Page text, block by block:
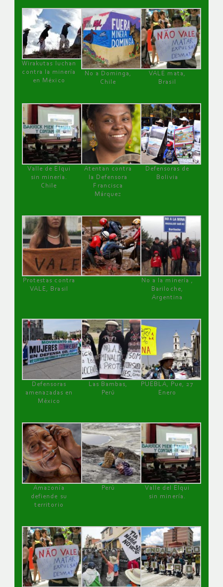
Wirakutas luchan
contra la minería
en México
No a Dominga,
Chile
VALE mata,
Brasil
Valle de Elqui
sin minería.
Chile
Atentan contra
la Defensora
Francisca
Márquez
Defensoras de
Bolivia
Protestas contra
VALE, Brasil
No a la minería ,
Bariloche,
Argentina
Defensoras
amenazadas en
México
Las Bambas,
Perú
PUEBLA, Pue, 27
Enero
Amazonía
defiende su
territorio
Perú
Valle del Elqui
sin minería.